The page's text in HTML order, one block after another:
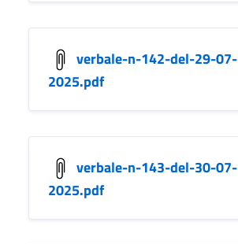
verbale-n-142-del-29-07-
2025.pdf
verbale-n-143-del-30-07-
2025.pdf